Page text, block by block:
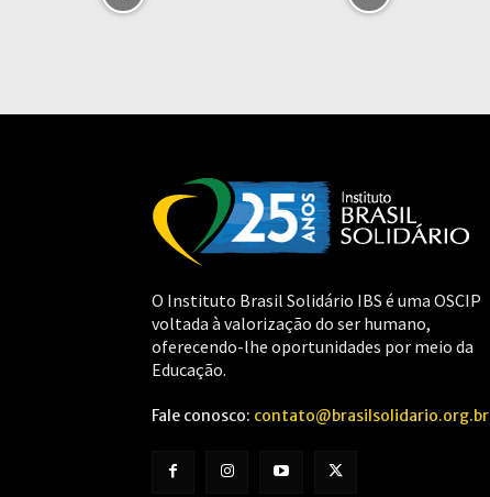
O Instituto Brasil Solidário IBS é uma OSCIP
voltada à valorização do ser humano,
oferecendo-lhe oportunidades por meio da
Educação.
Fale conosco: contato@brasilsolidario.org.br